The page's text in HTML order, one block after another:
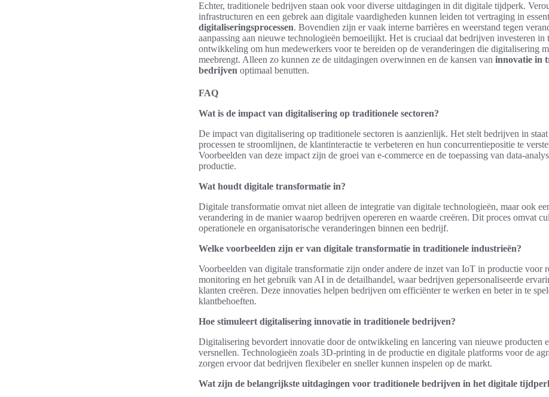
Echter, traditionele bedrijven staan ook voor diverse uitdagingen in dit digitale tijdperk.
infrastructuren en een gebrek aan digitale vaardigheden kunnen leiden tot vertraging in
digitaliseringsprocessen. Bovendien zijn er vaak interne barrières en weerstand tegen
aanpassing aan nieuwe technologieën bemoeilijkt. Het is cruciaal dat bedrijven investeren in
ontwikkeling om hun medewerkers voor te bereiden op de veranderingen die digitalisering
meebrengt. Alleen zo kunnen ze de uitdagingen overwinnen en de kansen van innovatie in
bedrijven optimaal benutten.
FAQ
Wat is de impact van digitalisering op traditionele sectoren?
De impact van digitalisering op traditionele sectoren is aanzienlijk. Het stelt bedrijven in
processen te stroomlijnen, de klantinteractie te verbeteren en hun concurrentiepositie te
Voorbeelden van deze impact zijn de groei van e-commerce en de toepassing van data-
productie.
Wat houdt digitale transformatie in?
Digitale transformatie omvat niet alleen de integratie van digitale technologieën, maar ook
verandering in de manier waarop bedrijven opereren en waarde creëren. Dit proces omvat
operationele en organisatorische veranderingen binnen een bedrijf.
Welke voorbeelden zijn er van digitale transformatie in traditionele industrieën?
Voorbeelden van digitale transformatie zijn onder andere de inzet van IoT in productie voor
monitoring en het gebruik van AI in de detailhandel, waar bedrijven gepersonaliseerde
klanten creëren. Deze innovaties helpen bedrijven om efficiënter te werken en beter in te
klantbehoeften.
Hoe stimuleert digitalisering innovatie in traditionele bedrijven?
Digitalisering bevordert innovatie door de ontwikkeling en lancering van nieuwe producten
versnellen. Technologieën zoals 3D-printing in de productie en digitale platforms voor de
zorgen ervoor dat bedrijven flexibeler en sneller kunnen inspelen op de markt.
Wat zijn de belangrijkste uitdagingen voor traditionele bedrijven in het digitale